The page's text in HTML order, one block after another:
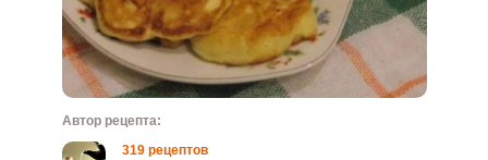
Автор рецепта:
319 рецептов